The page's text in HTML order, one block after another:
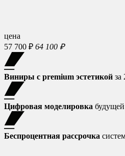
цена
57 700 ₽ 64 100 ₽
Виниры с premium эстетикой за
Цифровая моделировка
Беспроцентная рассрочка